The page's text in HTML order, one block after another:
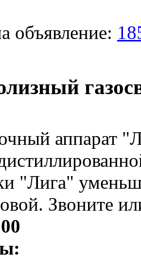
объявление:
аппарат
"Лига"
Звоните